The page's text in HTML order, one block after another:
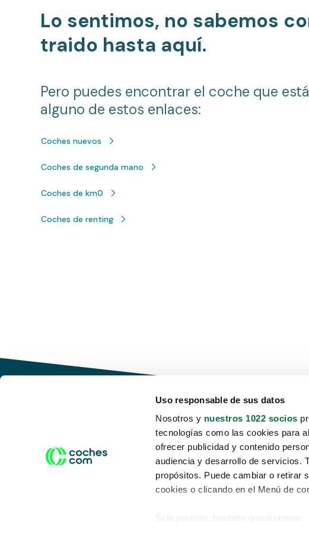
Uso responsable de sus datos
Nosotros y nuestros 1022 socios
tecnologías como las cookies para
ofrecer publicidad y contenido
audiencia y desarrollo de servicios.
propósitos. Puede cambiar o retirar
cookies o clicando en el Menú de
Si lo permite, también quisiéramos:
Lo sentimos, no sabemos
traido hasta aquí.
Pero puedes encontrar el coche que
alguno de estos enlaces:
Coches nuevos
Coches de segunda mano
Coches de km0
Coches de renting
Conduce tu futuro,
desata tu movilidad